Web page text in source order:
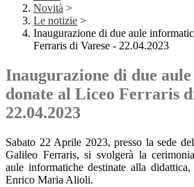
Novità >
Le notizie >
Inaugurazione di due aule
Ferraris di Varese - 22.04.2023
Inaugurazione di due
donate al Liceo Ferraris
22.04.2023
Sabato 22 Aprile 2023, presso la sede
Galileo Ferraris, si svolgerà la
aule informatiche destinate alla
Enrico Maria Alioli.